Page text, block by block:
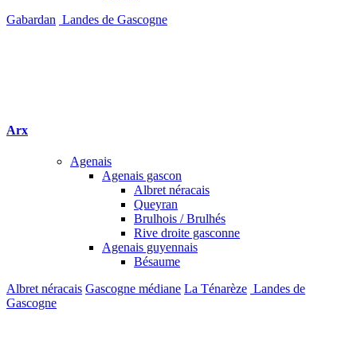
Gabardan Landes de Gascogne
Arx
Agenais
Agenais gascon
Albret néracais
Queyran
Brulhois / Brulhés
Rive droite gasconne
Agenais guyennais
Bésaume
Albret néracais Gascogne médiane La Ténarèze Landes de
Gascogne